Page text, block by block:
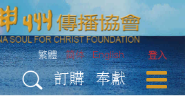
登入
繁體 简体 English
訂購 奉獻